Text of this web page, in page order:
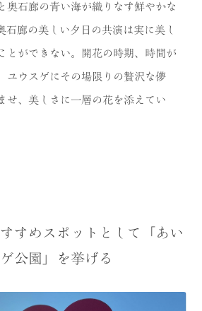
奥石廊の青い海が織りなす鮮やかな
石廊の美しい夕日の共演は実に美し
とができない。開花の時期、時間が
ユウスゲにその場限りの贅沢な儚
せ、美しさに一層の花を添えてい
すめスポットとして「あい
公園」を挙げる